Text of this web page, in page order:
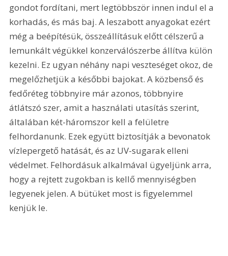
gondot fordítani, mert legtöbbször innen indul el a
korhadás, és más baj. A leszabott anyagokat ezért
még a beépítésük, összeállításuk előtt célszerű a
lemunkált végükkel konzerválószerbe állítva külön
kezelni. Ez ugyan néhány napi veszteséget okoz, de
megelőzhetjük a későbbi bajokat. A közbenső és
fedőréteg többnyire már azonos, többnyire
átlátszó szer, amit a használati utasítás szerint,
általában két-háromszor kell a felületre
felhordanunk. Ezek együtt biztosítják a bevonatok
vízlepergető hatását, és az UV-sugarak elleni
védelmet. Felhordásuk alkalmával ügyeljünk arra,
hogy a rejtett zugokban is kellő mennyiségben
legyenek jelen. A bütüket most is figyelemmel
kenjük le.